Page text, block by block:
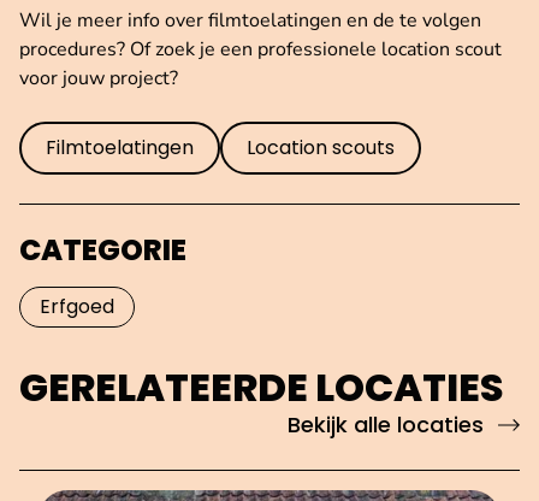
Wil je meer info over filmtoelatingen en de te volgen
procedures? Of zoek je een professionele location scout
voor jouw project?
Filmtoelatingen Location scouts
CATEGORIE
Erfgoed
GERELATEERDE LOCATIES
Bekijk alle locaties